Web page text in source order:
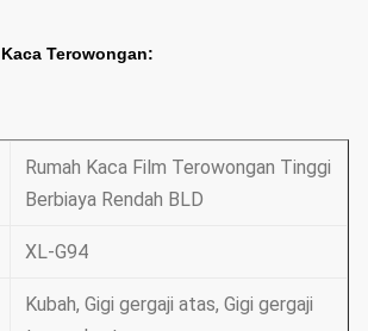
Terowongan:
Rumah Kaca Film Terowongan Tinggi
Berbiaya Rendah BLD
XL-G94
Kubah, Gigi gergaji atas, Gigi gergaji